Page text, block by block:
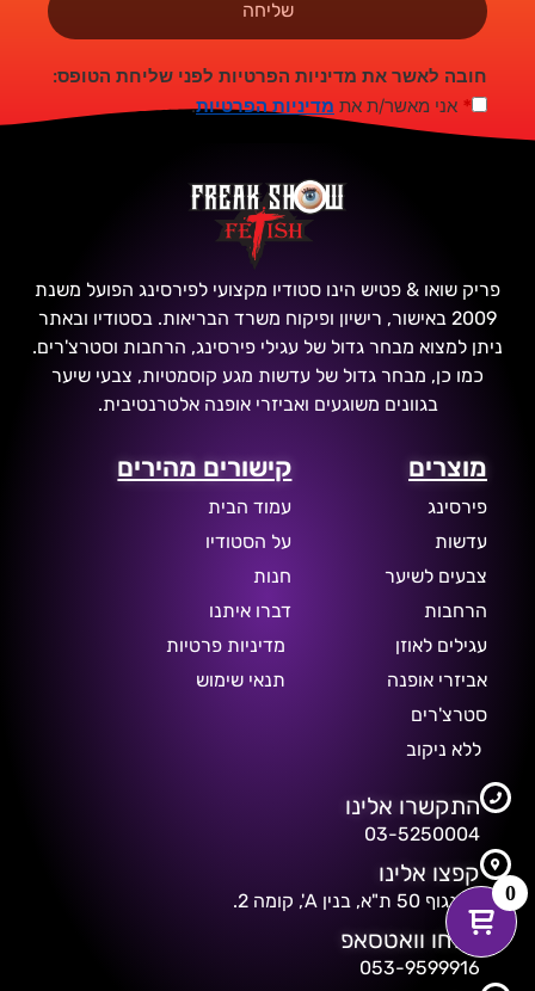
שליחה
חובה לאשר את מדיניות הפרטיות לפני שליחת הטופס:
* אני מאשר/ת את מדיניות הפרטיות.
פריק שואו & פטיש הינו סטודיו מקצועי לפירסינג הפועל משנת
2009 באישור, רישיון ופיקוח משרד הבריאות. בסטודיו ובאתר
ניתן למצוא מבחר גדול של עגילי פירסינג, הרחבות וסטרצ'רים.
כמו כן, מבחר גדול של עדשות מגע קוסמטיות, צבעי שיער
בגוונים משוגעים ואביזרי אופנה אלטרנטיבית.
מוצרים
פירסינג
עדשות
צבעים לשיער
הרחבות
עגילים לאוזן
אביזרי אופנה
סטרצ'רים
ללא ניקוב
קישורים מהירים
עמוד הבית
על הסטודיו
חנות
דברו איתנו
מדיניות פרטיות
תנאי שימוש
התקשרו אלינו
03-5250004
קפצו אלינו
דיזנגוף 50 ת"א, בנין A', קומה 2.
שלחו וואטסאפ
053-9599916
0